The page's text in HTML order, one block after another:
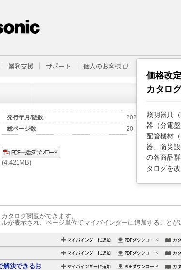
業務支援 サポート 個人のお客様
発行年月/版数
2025年11月
総ページ数
20
(4.421MB)
タログ閲覧ができます。
が表示され、ページ単位でマイバインダーに追加することが
解決できるお
価格改
カタロ
照明器具
器（分電
配管機材
器、防災
の各商品
タログを改